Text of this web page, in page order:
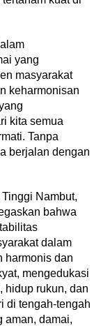
yang
masyarakat
keharmonisan
kita semua
Tanpa
berjalan dengan
Nambut,
bahwa
dalam
harmonis dan
mengedukasi
hidup rukun, dan
di tengah-tengah
aman, damai,